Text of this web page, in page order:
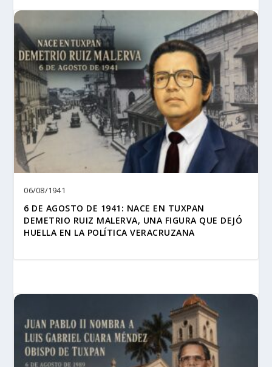
06/08/1941
6 DE AGOSTO DE 1941: NACE EN TUXPAN
DEMETRIO RUIZ MALERVA, UNA FIGURA QUE DEJÓ
HUELLA EN LA POLÍTICA VERACRUZANA